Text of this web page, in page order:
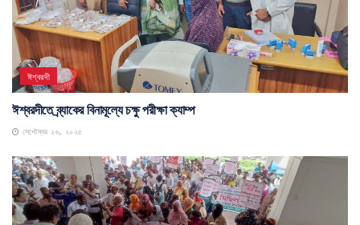
ঈশ্বরদী
ঈশ্বরদীতে ব্র্যাকের বিনামূল্যে চক্ষু পরীক্ষা ক্যাম্প
সেপ্টেম্বর ২৬, ২০২৫